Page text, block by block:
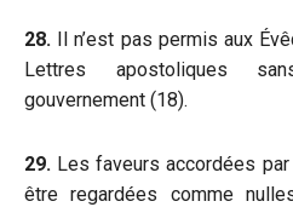
28. Il n’est pas permis aux
Lettres apostoliques
gouvernement (18).
29. Les faveurs accordées
être regardées comme